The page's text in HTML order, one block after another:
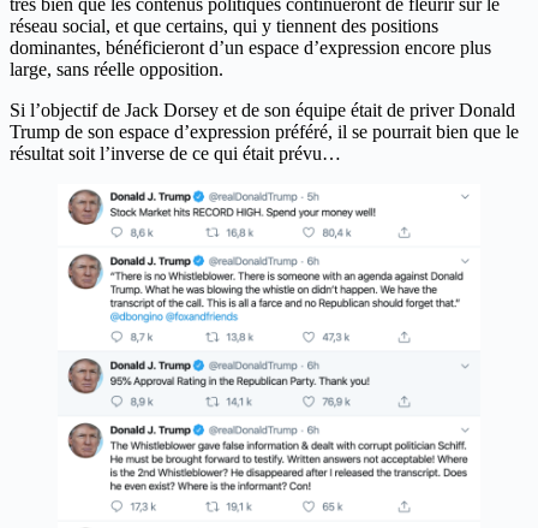
très bien que les contenus politiques continueront de fleurir sur le
réseau social, et que certains, qui y tiennent des positions
dominantes, bénéficieront d’un espace d’expression encore plus
large, sans réelle opposition.
Si l’objectif de Jack Dorsey et de son équipe était de priver Donald
Trump de son espace d’expression préféré, il se pourrait bien que le
résultat soit l’inverse de ce qui était prévu…